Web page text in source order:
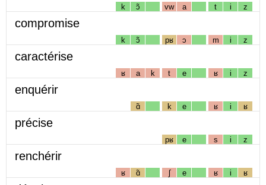
k ɔ̃ vw a t i z
compromise
k ɔ̃ pʁ ɔ m i z
caractérise
ʁ a k t e ʁ i z
enquérir
ɑ̃ k e ʁ i ʁ
précise
pʁ e s i z
renchérir
ʁ ɑ̃ ʃ e ʁ i ʁ